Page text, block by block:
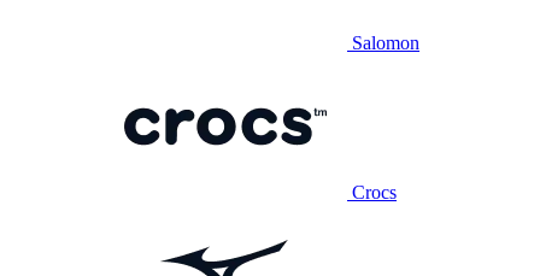
Salomon
Crocs